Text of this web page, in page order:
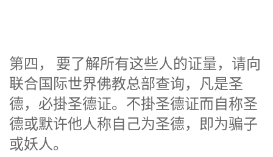
第四， 要了解所有这些人的证量，请向
联合国际世界佛教总部查询，凡是圣
德，必掛圣德证。不掛圣德证而自称圣
德或默许他人称自己为圣德，即为骗子
或妖人。